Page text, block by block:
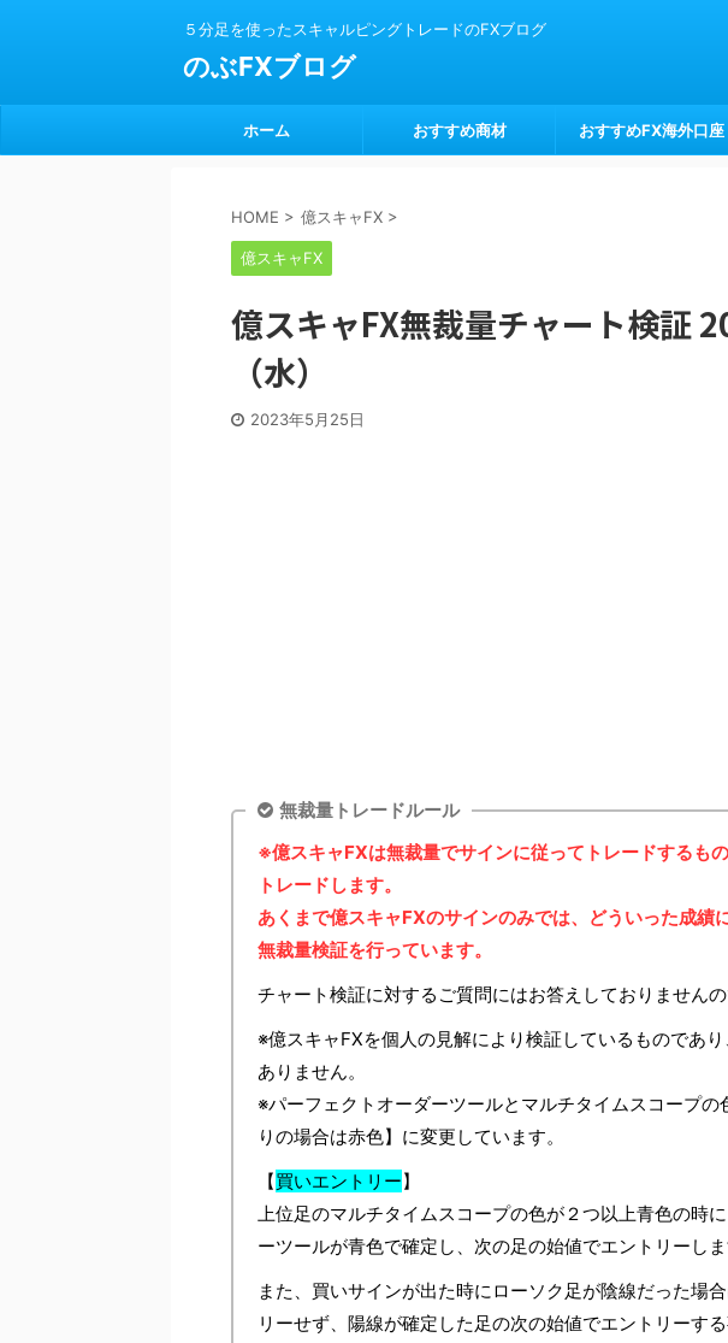
５分足を使ったスキャルピングトレードのFXブログ
のぶFXブログ
ホーム おすすめ商材 おすすめFX海外口座
HOME > 億スキャFX >
億スキャFX
億スキャFX無裁量チャート検証
（水）
2023年5月25日
無裁量トレードルール
※億スキャFXは無裁量でサインに従ってトレードするも
トレードします。
あくまで億スキャFXのサインのみでは、どういった成績
無裁量検証を行っています。
チャート検証に対するご質問にはお答えしておりませんの
※億スキャFXを個人の見解により検証しているものであ
ありません。
※パーフェクトオーダーツールとマルチタイムスコープ
りの場合は赤色】に変更しています。
【買いエントリー】
上位足のマルチタイムスコープの色が２つ以上青色の時
ーツールが青色で確定し、次の足の始値でエントリーしま
また、買いサインが出た時にローソク足が陰線だった場
リーせず、陽線が確定した足の次の始値でエントリーする